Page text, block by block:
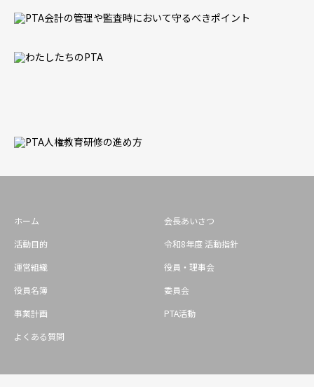
ホーム
会長あいさつ
活動目的
令和8年度 活動指針
運営組織
役員・理事会
役員名簿
委員会
事業計画
PTA活動
よくある質問